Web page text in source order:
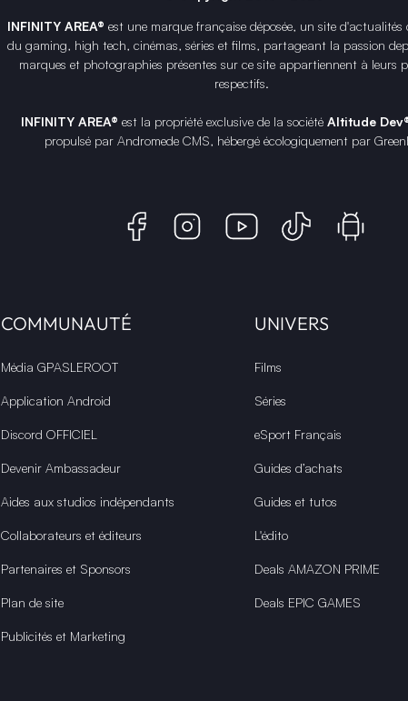
INFINITY AREA® est une marque françaisedéposée, un site d'actualités
du gaming, high tech, cinémas, séries et films, partageant la passion
marques et photographies présentes sur ce site appartiennent à leurs
respectifs.
INFINITY AREA® est la propriété exclusive de la société Altitude
propulsé par Andromede CMS, hébergé écologiquement par
COMMUNAUTÉ
Média GPASLEROOT
Application Android
Discord OFFICIEL
Devenir Ambassadeur
Aides aux studios indépendants
Collaborateurs et éditeurs
Partenaires et Sponsors
Plan de site
Publicités et Marketing
UNIVERS
Films
Séries
eSport Français
Guides d’achats
Guides et tutos
L'édito
Deals AMAZON PRIME
Deals EPIC GAMES